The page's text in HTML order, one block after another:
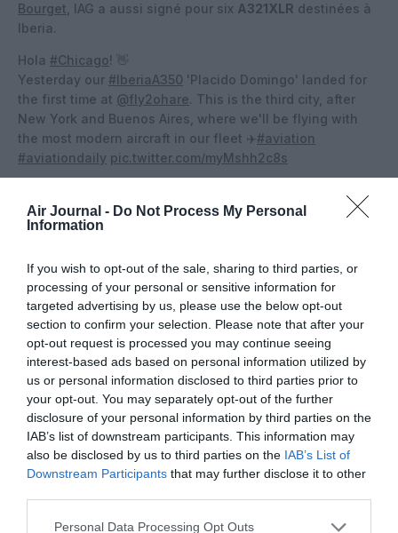
Air Journal - Do Not Process My Personal
Information
If you wish to opt-out of the sale, sharing to third parties, or
processing of your personal or sensitive information for
targeted advertising by us, please use the below opt-out
section to confirm your selection. Please note that after your
opt-out request is processed you may continue seeing
interest-based ads based on personal information utilized by
us or personal information disclosed to third parties prior to
your opt-out. You may separately opt-out of the further
disclosure of your personal information by third parties on the
IAB’s list of downstream participants. This information may
also be disclosed by us to third parties on the IAB’s List of
Downstream Participants that may further disclose it to other
Personal Data Processing Opt Outs
Bourget , IAG a aussi signé pour six A321XLR destinées à
Iberia.
Hola #Chicago! 👋
Yesterday our #IberiaA350 'Placido Domingo' landed for
the first time at @fly2ohare. This is the third city, after
New York and Buenos Aires, where we'll be flying with
the most modern aircraft in our fleet ✈️#aviation
#aviationdaily pic.twitter.com/myMshh2c8s
Vous avez apprécié l’article ?
Soutenez-nous, faites un don !
NOUS SOUTENIR